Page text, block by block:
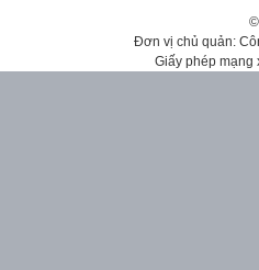
Đơn vị chủ quản:
Giấy phép mạng